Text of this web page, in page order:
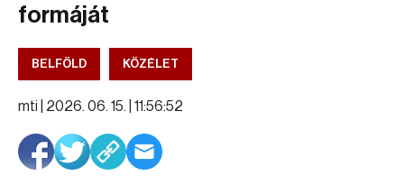
formáját
BELFÖLD KÖZÉLET
mti | 2026. 06. 15. | 11:56:52